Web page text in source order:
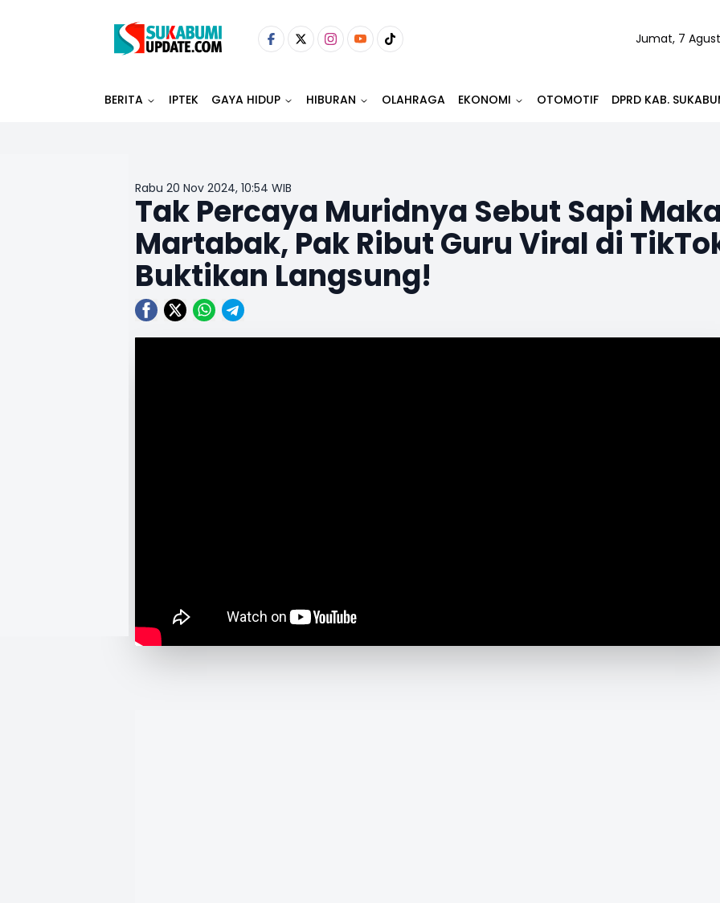
Jumat, 7
BERITA IPTEK GAYA HIDUP HIBURAN OLAHRAGA EKONOMI OTOMOTIF DPRD KAB.
Rabu 20 Nov 2024, 10:54 WIB
Tak Percaya Muridnya Sebut Sapi
Martabak, Pak Ribut Guru Viral di
Buktikan Langsung!